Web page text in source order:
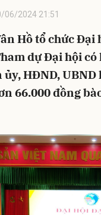
06/2024 21:51
Hồ tổ chức Đại
dự Đại hội
HĐND, UBND
66.000 đồng